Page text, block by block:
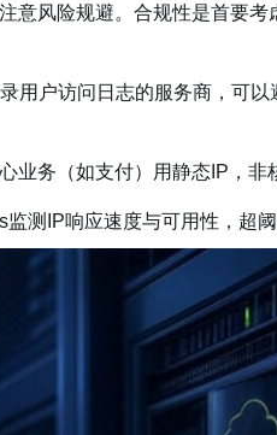
意风险规避。合规性是首要
用户访问日志的服务商，可
业务（如支付）用静态IP，非
测IP响应速度与可用性，超